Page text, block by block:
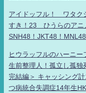
アイドッフル！ ワタク
すき！23 ひうらのアニ
SNH48！JKT48！
ヒウラッフルのハーニー
生前整理人！孤立し孤独
完結編＞ キャッシング
つ病統合失調症14年生